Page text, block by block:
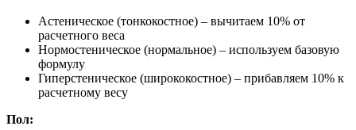
Астеническое (тонкокостное) – вычитаем 10% от
расчетного веса
Нормостеническое (нормальное) – используем базовую
формулу
Гиперстеническое (ширококостное) – прибавляем 10% к
расчетному весу
Пол: